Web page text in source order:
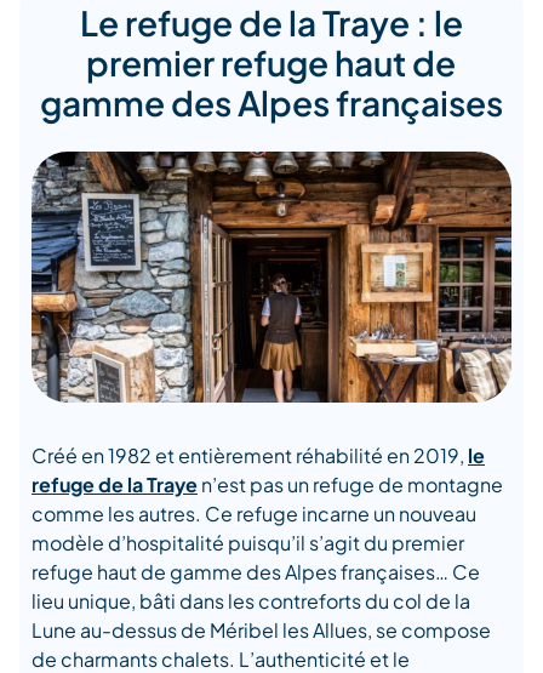
Le refuge de la Traye : le
premier refuge haut de
gamme des Alpes françaises
Créé en 1982 et entièrement réhabilité en 2019, le
refuge de la Trayen’est pas un refuge de montagne
comme les autres. Ce refuge incarne un nouveau
modèle d’hospitalité puisqu’il s’agit du premier
refuge haut de gamme des Alpes françaises… Ce
lieu unique, bâti dans les contreforts du col de la
Lune au-dessus de Méribel les Allues, se compose
de charmants chalets. L’authenticité et le